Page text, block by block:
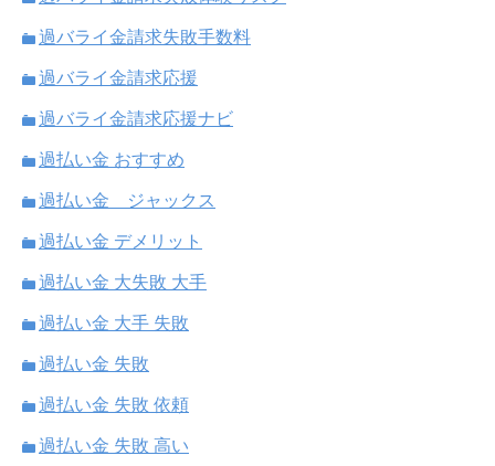
過バライ金請求失敗手数料
過バライ金請求応援
過バライ金請求応援ナビ
過払い金 おすすめ
過払い金 ジャックス
過払い金 デメリット
過払い金 大失敗 大手
過払い金 大手 失敗
過払い金 失敗
過払い金 失敗 依頼
過払い金 失敗 高い